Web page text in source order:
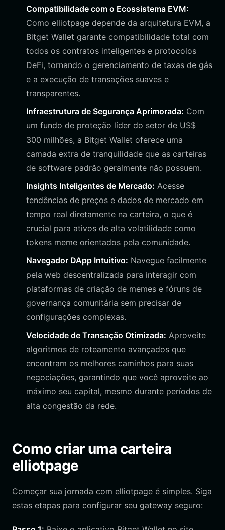
Compatibilidade com o Ecossistema EVM:
Como elliotpage depende da arquitetura EVM, a
Bitget Wallet garante compatibilidade total com
todos os contratos inteligentes e protocolos
DeFi, tornando o gerenciamento de taxas de gás
e a execução de transações suaves e
transparentes.
Infraestrutura de Segurança Aprimorada: Com
um fundo de proteção líder do setor de US$
300 milhões, a Bitget Wallet oferece uma
camada extra de tranquilidade que as carteiras
de software padrão geralmente não possuem.
Insights Inteligentes de Mercado: Acesse
tendências de preços e dados de mercado em
tempo real diretamente na carteira, o que é
crucial para ativos de alta volatilidade como
tokens meme orientados pela comunidade.
Navegador DApp Intuitivo: Navegue facilmente
pela web descentralizada para interagir com
plataformas de criação de memes e fóruns de
governança comunitária sem precisar de
configurações complexas.
Velocidade de Transação Otimizada: Aproveite
algoritmos de roteamento avançados que
encontram os melhores caminhos para suas
negociações, garantindo que você aproveite ao
máximo seu capital, mesmo durante períodos de
alta congestão da rede.
Como criar uma carteira
elliotpage
Começar sua jornada com elliotpage é simples. Siga
estas etapas para configurar seu gateway seguro: